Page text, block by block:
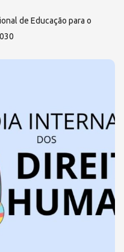
de Educação para o